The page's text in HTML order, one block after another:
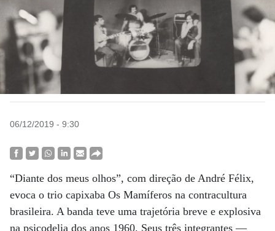
06/12/2019 - 9:30
“Diante dos meus olhos”, com direção de André Félix,
evoca o trio capixaba Os Mamíferos na contracultura
brasileira. A banda teve uma trajetória breve e explosiva
na psicodelia dos anos 1960. Seus três integrantes —